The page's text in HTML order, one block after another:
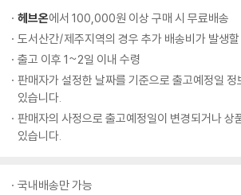
헤브온에서 100,000원 이상 구매 시 무료배송
도서산간/제주지역의 경우 추가 배송비가 발생
출고 이후 1~2일 이내 수령
판매자가 설정한 날짜를 기준으로 출고예정일 정
있습니다.
판매자의 사정으로 출고예정일이 변경되거나 상
있습니다.
국내배송만 가능